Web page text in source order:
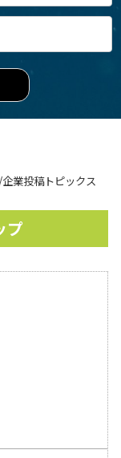
業投稿トピックス
プ